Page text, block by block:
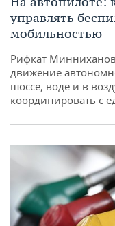
управлять
мобильностью
Рифкат Минниханов
движение
шоссе, воде и в
координировать с